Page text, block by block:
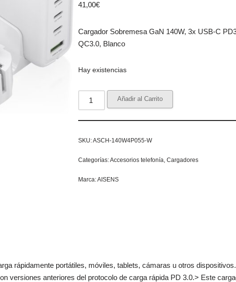
41,00€
Cargador Sobremesa GaN 140W, 3x USB-C
QC3.0, Blanco
Hay existencias
Añadir al Carrito
SKU:ASCH-140W4P055-W
Categorías:Accesorios telefonía,Cargadores
Marca:AISENS
rápidamente portátiles, móviles, tablets, cámaras u otros
versiones anteriores del protocolo de carga rápida PD 3.0.> Este